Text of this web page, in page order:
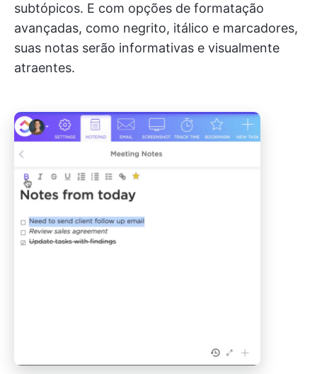
subtópicos. E com opções de formatação
avançadas, como negrito, itálico e marcadores,
suas notas serão informativas e visualmente
atraentes.